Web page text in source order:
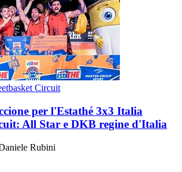
Circuit
per l'Estathé 3x3 Italia
All Star e DKB regine d'Italia
Rubini